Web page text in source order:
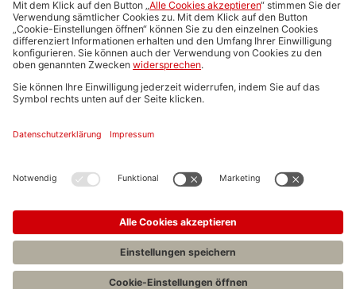
Produktübersicht
ALLGEMEIN
FAQs
Impressum
Stellenangebote C.H.BECK